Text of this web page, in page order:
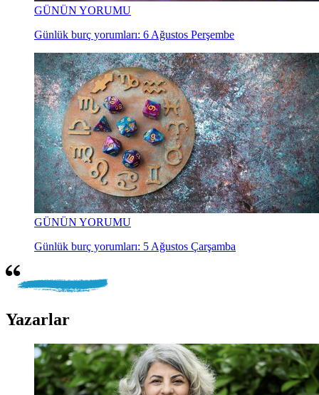
GÜNÜN YORUMU
Günlük burç yorumları: 6 Ağustos Perşembe
GÜNÜN YORUMU
Günlük burç yorumları: 5 Ağustos Çarşamba
Yazarlar